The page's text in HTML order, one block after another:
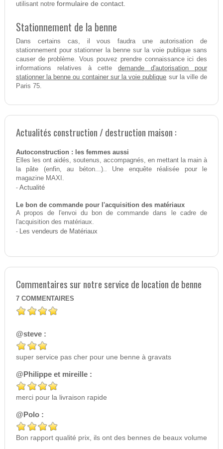
utilisant notre formulaire de contact.
Stationnement de la benne
Dans certains cas, il vous faudra une autorisation de
stationnement pour stationner la benne sur la voie publique sans
causer de problème. Vous pouvez prendre connaissance ici des
informations relatives à cettedemande d'autorisation pour
stationner la benne ou container sur la voie publique sur la ville de
Paris 75.
Actualités construction / destruction maison :
Autoconstruction : les femmes aussi
Elles les ont aidés, soutenus, accompagnés, en mettant la main à
la pâte (enfin, au béton...).. Une enquête réalisée pour le
magazine MAXI.
- Actualité
Le bon de commande pour l'acquisition des matériaux
A propos de l'envoi du bon de commande dans le cadre de
l'acquisition des matériaux.
- Les vendeurs de Matériaux
Commentaires sur notre service de location de benne
7 COMMENTAIRES
@steve :
super service pas cher pour une benne à gravats
@Philippe et mireille :
merci pour la livraison rapide
@Polo :
Bon rapport qualité prix, ils ont des bennes de beaux volume